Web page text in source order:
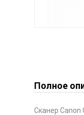
Полное
Сканер Canon